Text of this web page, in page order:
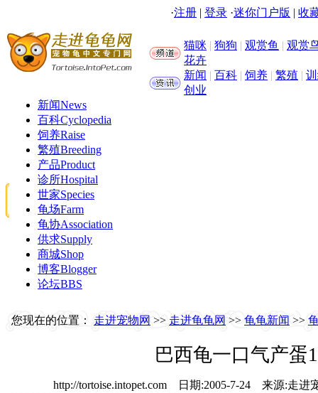
·注册 | 登录 ·迷你门户版 | 收
猫咪 | 狗狗 | 观赏鱼 | 观赏
花卉
新闻 | 百科 | 饲养 | 繁殖 |
创业
新闻News
百科Cyclopedia
饲养Raise
繁殖Breeding
产品Product
诊所Hospital
世家Species
龟场Farm
龟协Association
供求Supply
商城Shop
博客Blogger
论坛BBS
您现在的位置： 走进宠物网 >> 走进龟龟网 >> 龟龟新闻 >>
巴西龟一口气产蛋
http://tortoise.intopet.com 日期:2005-7-24 来源:走